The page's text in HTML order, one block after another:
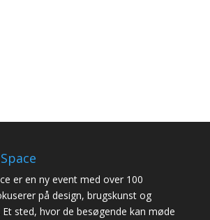
er en ny event med over 100
på design, brugskunst og
sted, hvor de besøgende kan møde